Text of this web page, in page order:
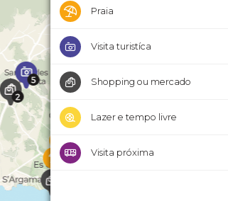
Praia
Visita turistíca
Shopping ou mercado
Lazer e tempo livre
Visita próxima